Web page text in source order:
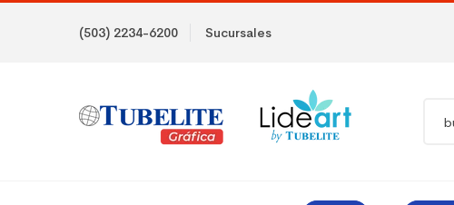
(503) 2234-6200 Sucursales